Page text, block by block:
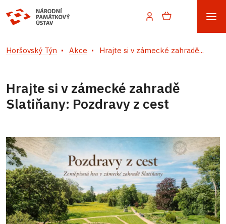
Horšovský Týn Akce Hrajte si v zámecké zahradě...
Hrajte si v zámecké zahradě
Slatiňany: Pozdravy z cest